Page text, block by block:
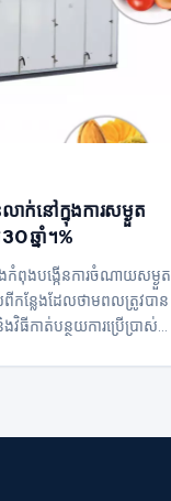
ក់នៅក្នុងការសម្ងួត
ឆ្នាំ។%
ពុងបង្កើនការចំណាយសម្ងួត
កន្លែងដែលថាមពលត្រូវបាន
ងវិធីកាត់បន្ថយការប្រើប្រាស់